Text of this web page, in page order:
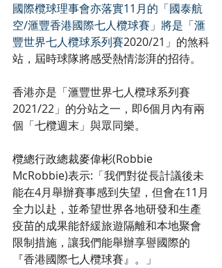
國際欖球理事會亦落實11月的「國泰航
空/滙豐香港國際七人欖球賽」將是「滙
豐世界七人欖球系列賽2020/21」的煞科
站，屆時球隊將感受熱情澎湃的招待。
香港亦是「滙豐世界七人欖球系列賽
2021/22」的分站之一，即6個月內有兩
個「七欖週末」與眾同樂。
欖總行政總裁麥偉彬(Robbie
McRobbie)表示:「我們對從長計議後未
能在4月舉辦賽事感到失望，但會在11月
全力以赴，並希望世界各地研發和生產
疫苗的成果能舒緩旅遊隔離和本地聚會
限制措施，讓我們能舉辦享譽國際的
『香港國際七人欖球賽』。」